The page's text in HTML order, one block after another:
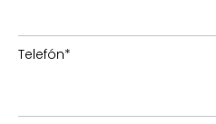
Telefón*